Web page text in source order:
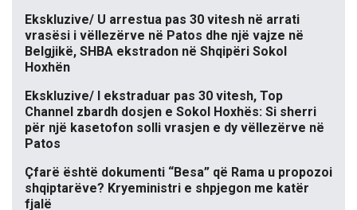
Ekskluzive/ U arrestua pas 30 vitesh në arrati
vrasësi i vëllezërve në Patos dhe një vajze në
Belgjikë, SHBA ekstradon në Shqipëri Sokol
Hoxhën
Ekskluzive/ I ekstraduar pas 30 vitesh, Top
Channel zbardh dosjen e Sokol Hoxhës: Si sherri
për një kasetofon solli vrasjen e dy vëllezërve në
Patos
Çfarë është dokumenti “Besa” që Rama u propozoi
shqiptarëve? Kryeministri e shpjegon me katër
fjalë